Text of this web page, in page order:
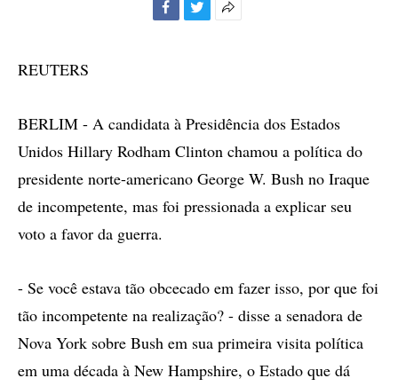
REUTERS
BERLIM - A candidata à Presidência dos Estados
Unidos Hillary Rodham Clinton chamou a política do
presidente norte-americano George W. Bush no Iraque
de incompetente, mas foi pressionada a explicar seu
voto a favor da guerra.
- Se você estava tão obcecado em fazer isso, por que foi
tão incompetente na realização? - disse a senadora de
Nova York sobre Bush em sua primeira visita política
em uma década à New Hampshire, o Estado que dá